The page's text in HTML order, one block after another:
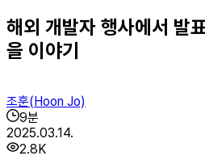
해외 개발자 행사에서 발
을 이야기
조훈(Hoon Jo)
9분
2025.03.14.
2.8K